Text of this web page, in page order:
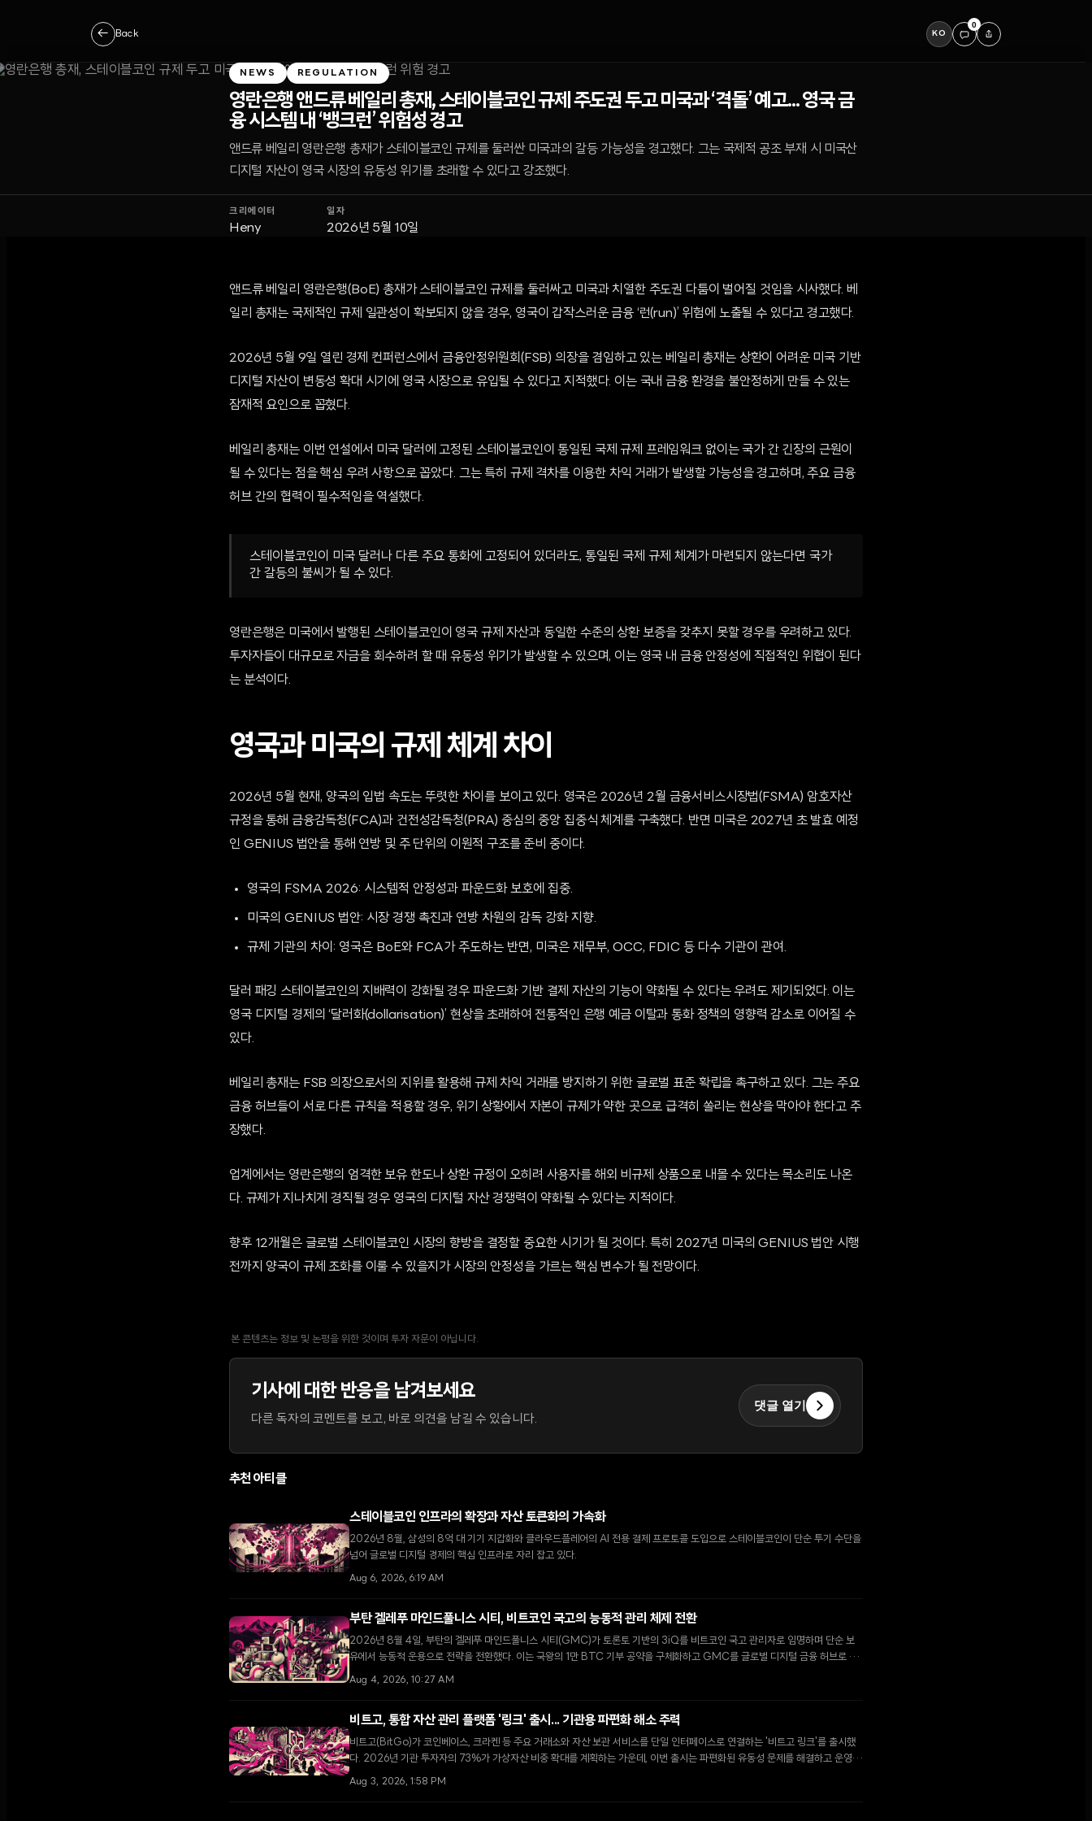
← Back KO
0
NEWS REGULATION
영란은행 앤드류 베일리 총재, 스테이블코인 규제 주도권 두고 미국과 ‘격돌’ 예고... 영국 금
융 시스템 내 ‘뱅크런’ 위험성 경고
앤드류 베일리 영란은행 총재가 스테이블코인 규제를 둘러싼 미국과의 갈등 가능성을 경고했다. 그는 국제적 공조 부재 시 미국산
디지털 자산이 영국 시장의 유동성 위기를 초래할 수 있다고 강조했다.
크리에이터
Heny
일자
2026년 5월 10일
앤드류 베일리 영란은행(BoE) 총재가 스테이블코인 규제를 둘러싸고 미국과 치열한 주도권 다툼이 벌어질 것임을 시사했다. 베
일리 총재는 국제적인 규제 일관성이 확보되지 않을 경우, 영국이 갑작스러운 금융 ‘런(run)’ 위험에 노출될 수 있다고 경고했다.
2026년 5월 9일 열린 경제 컨퍼런스에서 금융안정위원회(FSB) 의장을 겸임하고 있는 베일리 총재는 상환이 어려운 미국 기반
디지털 자산이 변동성 확대 시기에 영국 시장으로 유입될 수 있다고 지적했다. 이는 국내 금융 환경을 불안정하게 만들 수 있는
잠재적 요인으로 꼽혔다.
베일리 총재는 이번 연설에서 미국 달러에 고정된 스테이블코인이 통일된 국제 규제 프레임워크 없이는 국가 간 긴장의 근원이
될 수 있다는 점을 핵심 우려 사항으로 꼽았다. 그는 특히 규제 격차를 이용한 차익 거래가 발생할 가능성을 경고하며, 주요 금융
허브 간의 협력이 필수적임을 역설했다.
스테이블코인이 미국 달러나 다른 주요 통화에 고정되어 있더라도, 통일된 국제 규제 체계가 마련되지 않는다면 국가
간 갈등의 불씨가 될 수 있다.
영란은행은 미국에서 발행된 스테이블코인이 영국 규제 자산과 동일한 수준의 상환 보증을 갖추지 못할 경우를 우려하고 있다.
투자자들이 대규모로 자금을 회수하려 할 때 유동성 위기가 발생할 수 있으며, 이는 영국 내 금융 안정성에 직접적인 위협이 된다
는 분석이다.
영국과 미국의 규제 체계 차이
2026년 5월 현재, 양국의 입법 속도는 뚜렷한 차이를 보이고 있다. 영국은 2026년 2월 금융서비스시장법(FSMA) 암호자산
규정을 통해 금융감독청(FCA)과 건전성감독청(PRA) 중심의 중앙 집중식 체계를 구축했다. 반면 미국은 2027년 초 발효 예정
인 GENIUS 법안을 통해 연방 및 주 단위의 이원적 구조를 준비 중이다.
영국의 FSMA 2026: 시스템적 안정성과 파운드화 보호에 집중.
미국의 GENIUS 법안: 시장 경쟁 촉진과 연방 차원의 감독 강화 지향.
규제 기관의 차이: 영국은 BoE와 FCA가 주도하는 반면, 미국은 재무부, OCC, FDIC 등 다수 기관이 관여.
달러 패깅 스테이블코인의 지배력이 강화될 경우 파운드화 기반 결제 자산의 기능이 약화될 수 있다는 우려도 제기되었다. 이는
영국 디지털 경제의 ‘달러화(dollarisation)’ 현상을 초래하여 전통적인 은행 예금 이탈과 통화 정책의 영향력 감소로 이어질 수
있다.
베일리 총재는 FSB 의장으로서의 지위를 활용해 규제 차익 거래를 방지하기 위한 글로벌 표준 확립을 촉구하고 있다. 그는 주요
금융 허브들이 서로 다른 규칙을 적용할 경우, 위기 상황에서 자본이 규제가 약한 곳으로 급격히 쏠리는 현상을 막아야 한다고 주
장했다.
업계에서는 영란은행의 엄격한 보유 한도나 상환 규정이 오히려 사용자를 해외 비규제 상품으로 내몰 수 있다는 목소리도 나온
다. 규제가 지나치게 경직될 경우 영국의 디지털 자산 경쟁력이 약화될 수 있다는 지적이다.
향후 12개월은 글로벌 스테이블코인 시장의 향방을 결정할 중요한 시기가 될 것이다. 특히 2027년 미국의 GENIUS 법안 시행
전까지 양국이 규제 조화를 이룰 수 있을지가 시장의 안정성을 가르는 핵심 변수가 될 전망이다.
본 콘텐츠는 정보 및 논평을 위한 것이며 투자 자문이 아닙니다.
기사에 대한 반응을 남겨보세요
다른 독자의 코멘트를 보고, 바로 의견을 남길 수 있습니다.
댓글 열기
추천 아티클
스테이블코인 인프라의 확장과 자산 토큰화의 가속화
2026년 8월, 삼성의 8억 대 기기 지갑화와 클라우드플레어의 AI 전용 결제 프로토콜 도입으로 스테이블코인이 단순 투기 수단을
넘어 글로벌 디지털 경제의 핵심 인프라로 자리 잡고 있다.
Aug 6, 2026, 6:19 AM
부탄 겔레푸 마인드풀니스 시티, 비트코인 국고의 능동적 관리 체제 전환
2026년 8월 4일, 부탄의 겔레푸 마인드풀니스 시티(GMC)가 토론토 기반의 3iQ를 비트코인 국고 관리자로 임명하며 단순 보
유에서 능동적 운용으로 전략을 전환했다. 이는 국왕의 1만 BTC 기부 공약을 구체화하고 GMC를 글로벌 디지털 금융 허브로 육
성하기 위한 핵심 단계다.
Aug 4, 2026, 10:27 AM
비트고, 통합 자산 관리 플랫폼 '링크' 출시... 기관용 파편화 해소 주력
비트고(BitGo)가 코인베이스, 크라켄 등 주요 거래소와 자산 보관 서비스를 단일 인터페이스로 연결하는 '비트고 링크'를 출시했
다. 2026년 기관 투자자의 73%가 가상자산 비중 확대를 계획하는 가운데, 이번 출시는 파편화된 유동성 문제를 해결하고 운영
효율성을 높이는 전환점이 될 전망이다.
Aug 3, 2026, 1:58 PM